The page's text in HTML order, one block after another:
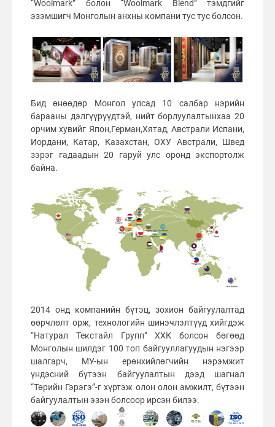
“Woolmark” болон “Woolmark Blend” тэмдгийг
эзэмшигч Монголын анхны компани тус тус болсон.
Бид өнөөдөр Монгол улсад 10 салбар нэрийн
барааны дэлгүүрүүдтэй, нийт борлуулалтынхаа 20
орчим хувийг Япон,Герман,Хятад, Австрали Испани,
Иордани, Катар, Казахстан, ОХУ Австрали, Швед
зэрэг гадаадын 20 гаруй улс оронд экспортолж
байна.
2014 онд компанийн бүтэц, зохион байгуулалтад
өөрчлөлт орж, технологийн шинэчлэлтүүд хийгдэж
“Натурал Текстайл Групп” ХХК болсон бөгөөд
Монголын шилдэг 100 топ байгууллагуудын нэгээр
шалгарч, МУ-ын ерөнхийлөгчийн нэрэмжит
үндэсний бүтээн байгуулалтын дээд шагнал
“Төрийн Гэрэгэ”-г хүртэж олон олон амжилт, бүтээн
байгуулалтын эзэн болсоор ирсэн билээ.